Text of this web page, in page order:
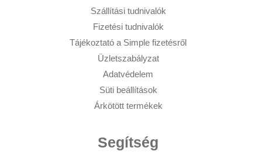
Szállítási tudnivalók
Fizetési tudnivalók
Tájékoztató a Simple fizetésről
Üzletszabályzat
Adatvédelem
Süti beállítások
Árkötött termékek
Segítség